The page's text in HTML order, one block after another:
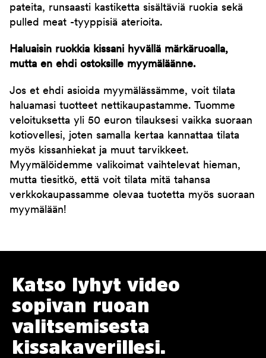
pateita, runsaasti kastiketta sisältäviä ruokia sekä
pulled meat -tyyppisiä aterioita.
Haluaisin ruokkia kissani hyvällä märkäruoalla,
mutta en ehdi ostoksille myymäläänne.
Jos et ehdi asioida myymälässämme, voit tilata
haluamasi tuotteet nettikaupastamme. Tuomme
veloituksetta yli 50 euron tilauksesi vaikka suoraan
kotiovellesi, joten samalla kertaa kannattaa tilata
myös kissanhiekat ja muut tarvikkeet.
Myymälöidemme valikoimat vaihtelevat hieman,
mutta tiesitkö, että voit tilata mitä tahansa
verkkokaupassamme olevaa tuotetta myös suoraan
myymälään!
Katso lyhyt video
sopivan ruoan
valitsemisesta
kissakaverillesi.